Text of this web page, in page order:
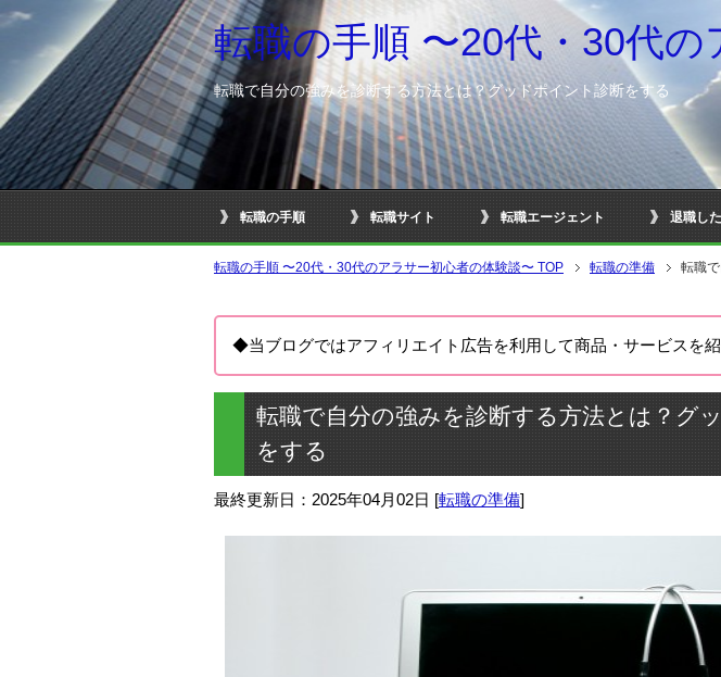
転職の手順 〜20代・30代
転職で自分の強みを診断する方法とは？グッドポイント診断をする
転職の手順 転職サイト 転職エージェント 退職し
転職の手順 〜20代・30代のアラサー初心者の体験談〜 TOP 転職の準備 転職
◆当ブログではアフィリエイト広告を利用して商品・サービスを紹
転職で自分の強みを診断する方法とは？グ
をする
最終更新日： 2025年04月02日 [転職の準備]